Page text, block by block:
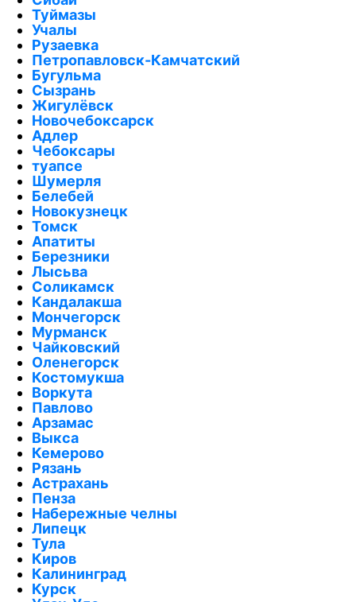
Туймазы
Учалы
Рузаевка
Петропавловск-Камчатский
Бугульма
Сызрань
Жигулёвск
Новочебоксарск
Адлер
Чебоксары
туапсе
Шумерля
Белебей
Новокузнецк
Томск
Апатиты
Березники
Лысьва
Соликамск
Кандалакша
Мончегорск
Мурманск
Чайковский
Оленегорск
Костомукша
Воркута
Павлово
Арзамас
Выкса
Кемерово
Рязань
Астрахань
Пенза
Набережные челны
Липецк
Тула
Киров
Калининград
Курск